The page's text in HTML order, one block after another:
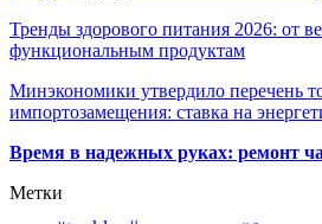
Тренды здорового питания 2026: от
функциональным продуктам
Минэкономики утвердило перечень
импортозамещения: ставка на
Время в надежных руках: ремонт
Метки